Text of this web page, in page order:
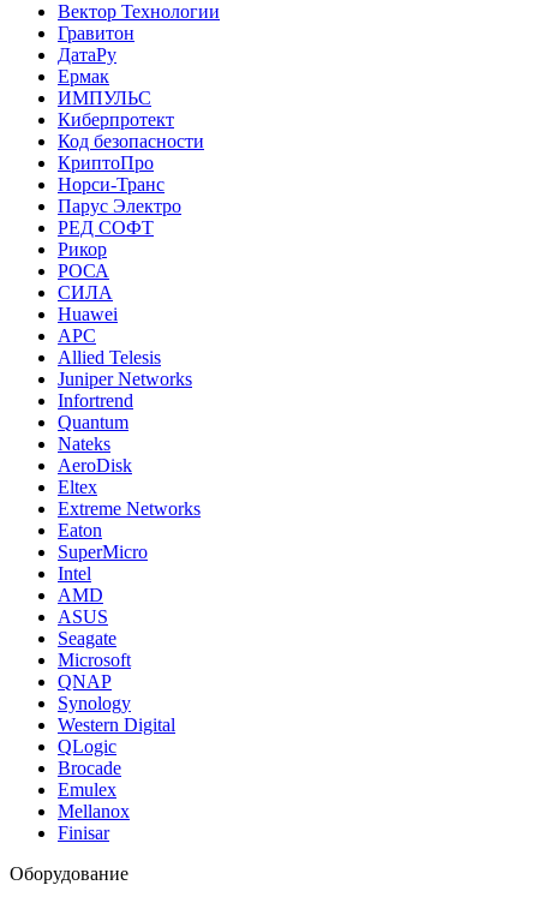
Вектор Технологии
Гравитон
ДатаРу
Ермак
ИМПУЛЬС
Киберпротект
Код безопасности
КриптоПро
Норси-Транс
Парус Электро
РЕД СОФТ
Рикор
РОСА
СИЛА
Huawei
APC
Allied Telesis
Juniper Networks
Infortrend
Quantum
Nateks
AeroDisk
Eltex
Extreme Networks
Eaton
SuperMicro
Intel
AMD
ASUS
Seagate
Microsoft
QNAP
Synology
Western Digital
QLogic
Brocade
Emulex
Mellanox
Finisar
Оборудование